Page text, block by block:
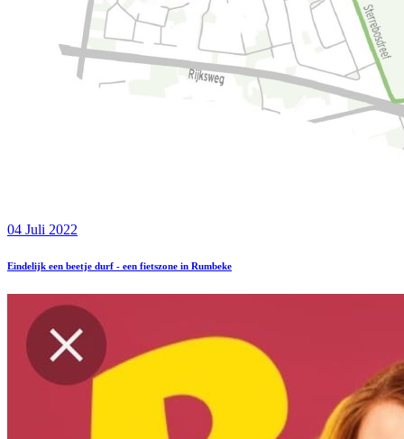
04 Juli 2022
Eindelijk een beetje durf - een fietszone in Rumbeke